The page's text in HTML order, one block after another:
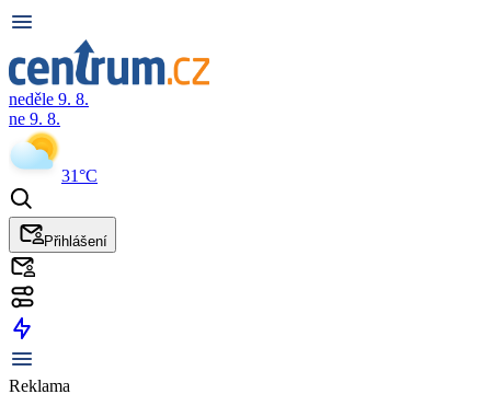
neděle 9. 8.
ne 9. 8.
31°C
Přihlášení
Reklama